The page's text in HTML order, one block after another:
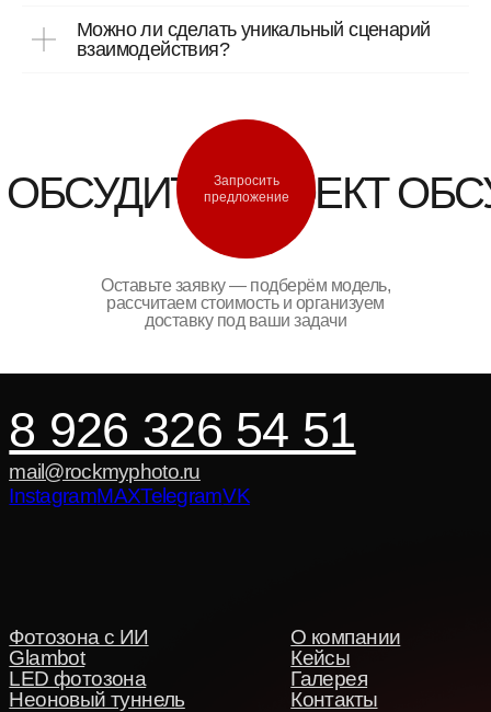
Можно ли сделать уникальный сценарий
взаимодействия?
ПРОЕКТ
Запросить
предложение
Оставьте заявку — подберём модель,
рассчитаем стоимость и организуем
доставку под ваши задачи